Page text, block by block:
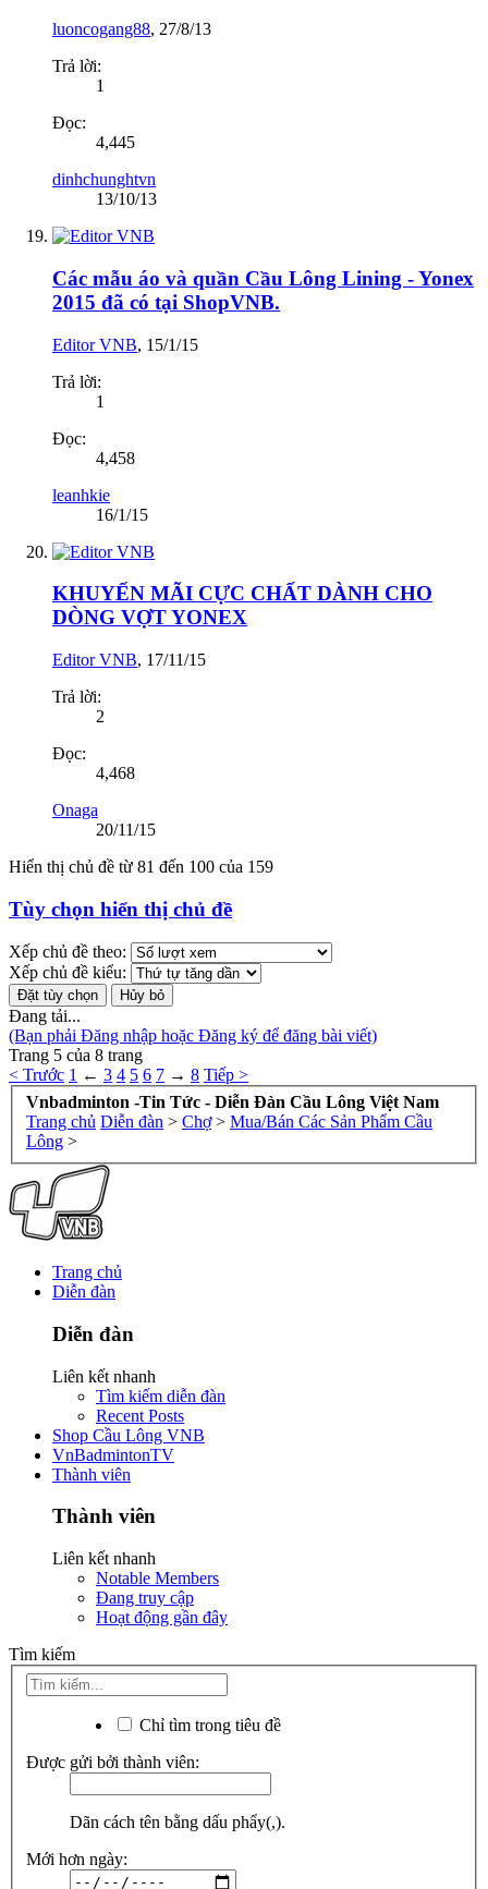
luoncogang88, 27/8/13
Trả lời:
1
Đọc:
4,445
dinhchunghtvn
13/10/13
Các mẫu áo và quần Cầu Lông Lining - Yonex
2015 đã có tại ShopVNB.
Editor VNB, 15/1/15
Trả lời:
1
Đọc:
4,458
leanhkie
16/1/15
KHUYẾN MÃI CỰC CHẤT DÀNH CHO
DÒNG VỢT YONEX
Editor VNB, 17/11/15
Trả lời:
2
Đọc:
4,468
Onaga
20/11/15
Hiển thị chủ đề từ 81 đến 100 của 159
Tùy chọn hiển thị chủ đề
Xếp chủ đề theo:
Xếp chủ đề kiểu:
Đang tải...
(Bạn phải Đăng nhập hoặc Đăng ký để đăng bài viết)
Trang 5 của 8 trang
< Trước 1 ← 3 4 5 6 7 → 8 Tiếp >
Vnbadminton -Tin Tức - Diễn Đàn Cầu Lông Việt Nam
Trang chủ Diễn đàn > Chợ > Mua/Bán Các Sản Phẩm Cầu
Lông >
Trang chủ
Diễn đàn
Diễn đàn
Liên kết nhanh
Tìm kiếm diễn đàn
Recent Posts
Shop Cầu Lông VNB
VnBadmintonTV
Thành viên
Thành viên
Liên kết nhanh
Notable Members
Đang truy cập
Hoạt động gần đây
Tìm kiếm
Chỉ tìm trong tiêu đề
Được gửi bởi thành viên:
Dãn cách tên bằng dấu phẩy(,).
Mới hơn ngày: